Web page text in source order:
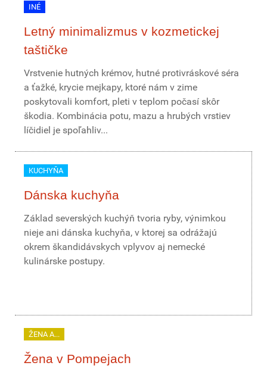
INÉ
Letný minimalizmus v kozmetickej
taštičke
Vrstvenie hutných krémov, hutné protivráskové séra
a ťažké, krycie mejkapy, ktoré nám v zime
poskytovali komfort, pleti v teplom počasí skôr
škodia. Kombinácia potu, mazu a hrubých vrstiev
líčidiel je spoľahliv...
KUCHYŇA
Dánska kuchyňa
Základ severských kuchýň tvoria ryby, výnimkou
nieje ani dánska kuchyňa, v ktorej sa odrážajú
okrem škandidávskych vplyvov aj nemecké
kulinárske postupy.
ŽENA A...
Žena v Pompejach